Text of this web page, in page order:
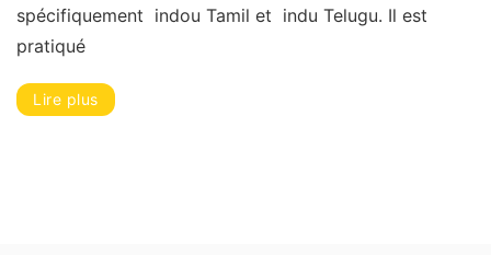
spécifiquement indou Tamil et indu Telugu. Il est
pratiqué
Lire plus